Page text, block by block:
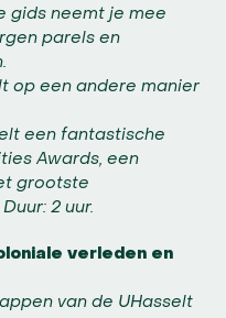
gids neemt je mee
parels en
op een andere manier
een fantastische
Awards, een
grootste
Duur: 2 uur.
verleden en
van de UHasselt